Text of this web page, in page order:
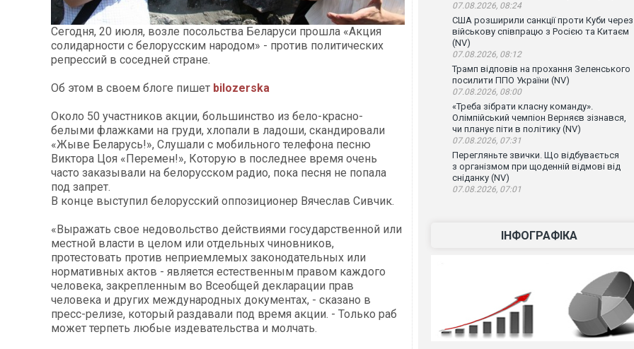
Сегодня, 20 июля, возле посольства Беларуси прошла «Акция
солидарности с белорусским народом» - против политических
репрессий в соседней стране.
Об этом в своем блоге пишет bilozerska
Около 50 участников акции, большинство из бело-красно-
белыми флажками на груди, хлопали в ладоши, скандировали
«Жыве Беларусь!», Слушали с мобильного телефона песню
Виктора Цоя «Перемен!», Которую в последнее время очень
часто заказывали на белорусском радио, пока песня не попала
под запрет.
В конце выступил белорусский оппозиционер Вячеслав Сивчик.
«Выражать свое недовольство действиями государственной или
местной власти в целом или отдельных чиновников,
протестовать против неприемлемых законодательных или
нормативных актов - является естественным правом каждого
человека, закрепленным во Всеобщей декларации прав
человека и других международных документах, - сказано в
пресс-релизе, который раздавали под время акции. - Только раб
может терпеть любые издевательства и молчать.
07.08.2026, 08:24
США розширили санкції проти Куби через
військову співпрацю з Росією та Китаєм
(NV)
07.08.2026, 08:12
Трамп відповів на прохання Зеленського
посилити ППО України (NV)
07.08.2026, 08:00
«Треба зібрати класну команду».
Олімпійський чемпіон Верняєв зізнався,
чи планує піти в політику (NV)
07.08.2026, 07:31
Перегляньте звички. Що відбувається
з організмом при щоденній відмові від
сніданку (NV)
07.08.2026, 07:01
ІНФОГРАФІКА